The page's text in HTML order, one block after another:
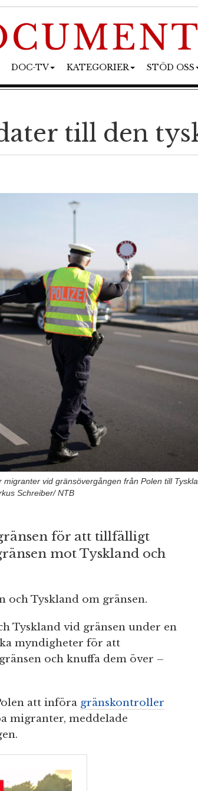
DOC-TV KATEGORIER STÖD OSS
till den
vid gränsövergången från Polen till
Schreiber/ NTB
för att tillfälligt
mot Tyskland och
och Tyskland om gränsen.
Tyskland vid gränsen under en
myndigheter för att
och knuffa dem över –
att införa gränskontroller
migranter, meddelade